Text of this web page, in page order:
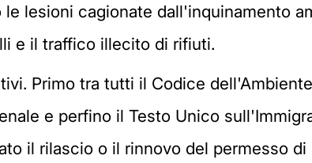
lesioni cagionate dall'inquinamento
e il traffico illecito di rifiuti.
Primo tra tutti il Codice
e perfino il Testo Unico
il rilascio o il rinnovo del permesso di